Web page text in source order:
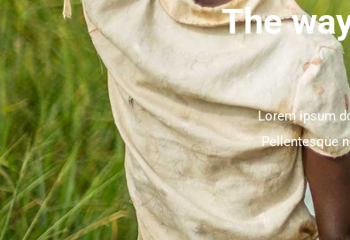
The
Lorem ipsum
Pellentesque